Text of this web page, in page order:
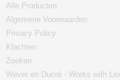
Alle Producten
Algemene Voorwaarden
Privacy Policy
Klachten
Zoeken
Wever en Ducré - Works with